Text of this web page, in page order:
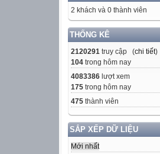
2 khách và 0 thành viên
THỐNG KÊ
2120291 truy cập (chi tiết)
104 trong hôm nay
4083386 lượt xem
175 trong hôm nay
475 thành viên
SẮP XẾP DỮ LIỆU
Mới nhất